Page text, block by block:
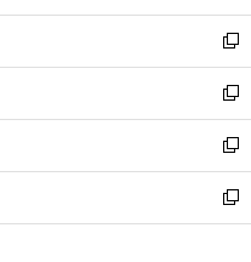
開
く
ウ
で
開
く
ン
ド
ウ
で
開
く
ウ
ィ
ン
ド
ウ
で
開
く
し
い
ウ
ィ
ン
ド
ウ
で
開
新
し
い
ウ
ィ
ン
ド
ウ
新
し
い
ウ
ィ
ン
新
し
い
ウ
新
し